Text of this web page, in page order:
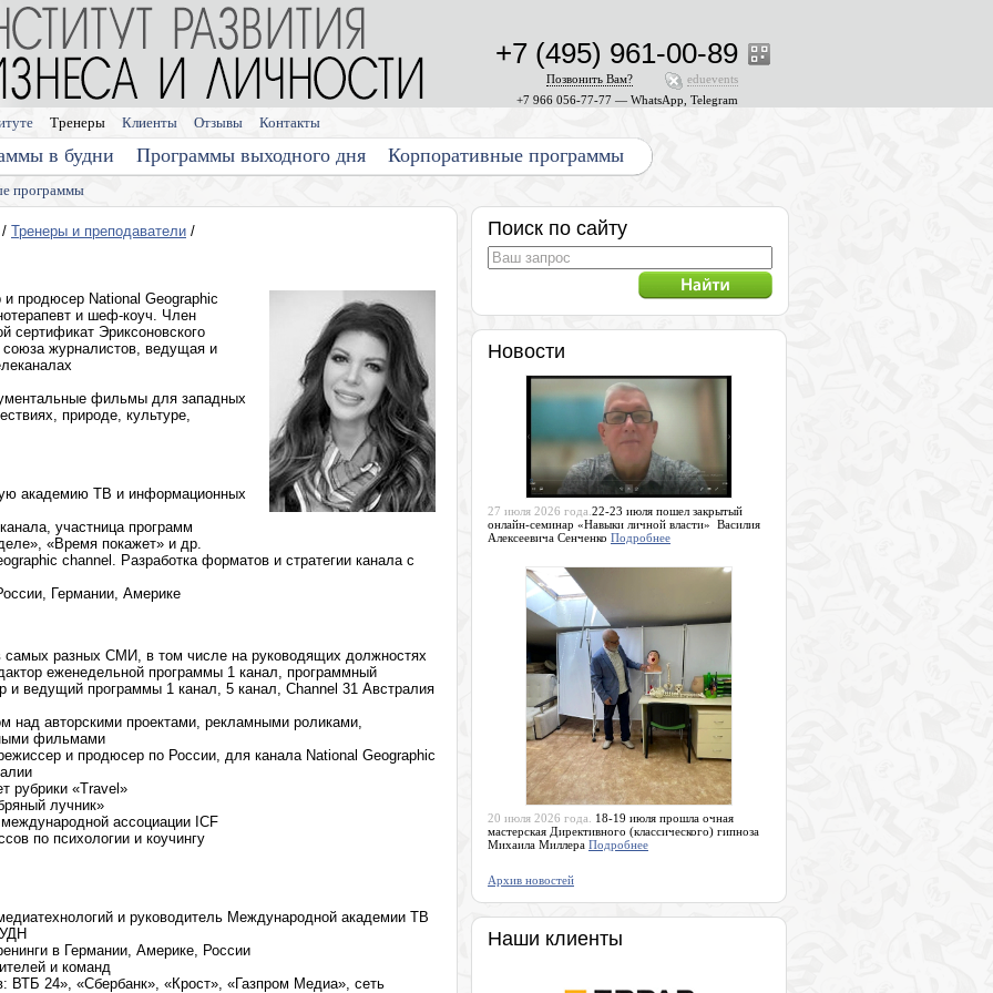
программы
в будни Программы выходного дня Корпоративные программы
Тренеры Клиенты Отзывы Контакты
+7 966 056-77-77 — WhatsApp, Telegram
eduevents
Позвонить Вам?
+7 (495) 961-00-89
Тренеры и преподаватели /
продюсер National Geographic
и шеф-коуч. Член
сертификат Эриксоновского
журналистов, ведущая и
фильмы для западных
природе, культуре,
академию ТВ и информационных
участница программ
«Время покажет» и др.
channel. Разработка форматов и стратегии канала с
Германии, Америке
самых разных СМИ, в том числе на руководящих должностях
еженедельной программы 1 канал, программный
и ведущий программы 1 канал, 5 канал, Сhannel 31 Австралия
над авторскими проектами, рекламными роликами,
фильмами
и продюсер по России, для канала National Geographic
рубрики «Travel»
лучник»
ассоциации ICF
по психологии и коучингу
и руководитель Международной академии ТВ
в Германии, Америке, России
и команд
ВТБ 24», «Сбербанк», «Крост», «Газпром Медиа», сеть
Поиск по сайту
Новости
27 июля 2026 года. 22-23 июля пошел закрытый
онлайн-семинар «Навыки личной власти» Василия
Алексеевича Сенченко Подробнее
20 июля 2026 года.
18-19 июля прошла очная
мастерская Директивного (классического) гипноза
Михаила Миллера Подробнее
Архив новостей
Наши клиенты